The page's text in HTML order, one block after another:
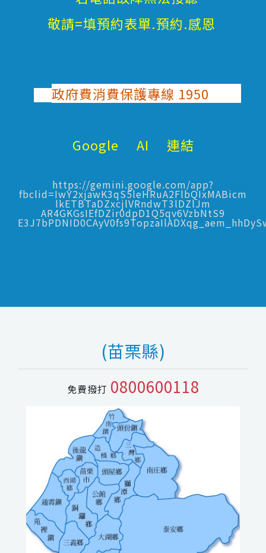
敬請=填預約表單.預約.感恩
政府費消費保護專線 1950
Google AI 連結
https://gemini.google.com/app?
fbclid=IwY2xjawK3qS5leHRuA2FlbQIxMABicm
lkETBTaDZxcjlVRndwT3lDZlJm
AR4GKGsIEfDZir0dpD1Q5qv6VzbNtS9
(苗栗縣)
免費撥打 0800600118